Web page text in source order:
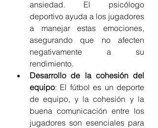
ansiedad. El psicólogo
deportivo ayuda a los jugadores
a manejar estas emociones,
asegurando que no afecten
negativamente a su
rendimiento.
Desarrollo de la cohesión del
equipo: El fútbol es un deporte
de equipo, y la cohesión y la
buena comunicación entre los
jugadores son esenciales para